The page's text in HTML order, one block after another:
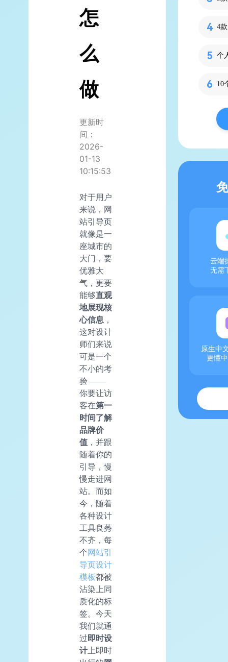
怎
么
做
更新时
间：
2026-
01-13
10:15:53
对于用户
来说，网
站引导页
就像是一
座城市的
大门，要
优雅大
气，更要
能够直观
地展现核
心信息 ，
这对设计
师们来说
可是一个
不小的考
验 ——
你要让访
客在第一
时间了解
品牌价
值 ，并跟
随着你的
引导，慢
慢走进网
站。而如
今，随着
各种设计
工具良莠
不齐，每
个网站引
导页设计
模板都被
沾染上同
质化的标
签。今天
我们就通
过 即时设
计上即时
4
10
云端
无需
原生中
更懂